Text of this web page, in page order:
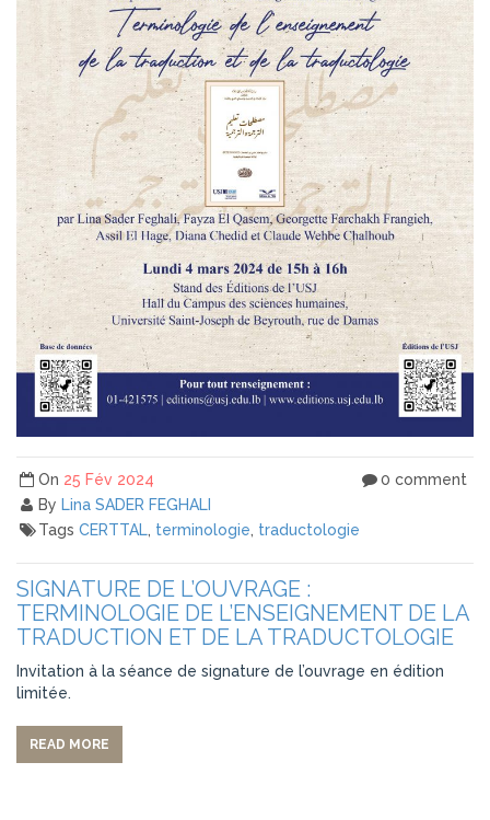
On 25 Fév 2024
By Lina SADER FEGHALI
Tags CERTTAL, terminologie, traductologie
0 comment
SIGNATURE DE L’OUVRAGE :
TERMINOLOGIE DE L’ENSEIGNEMENT DE LA
TRADUCTION ET DE LA TRADUCTOLOGIE
Invitation à la séance de signature de l’ouvrage en édition
limitée.
READ MORE